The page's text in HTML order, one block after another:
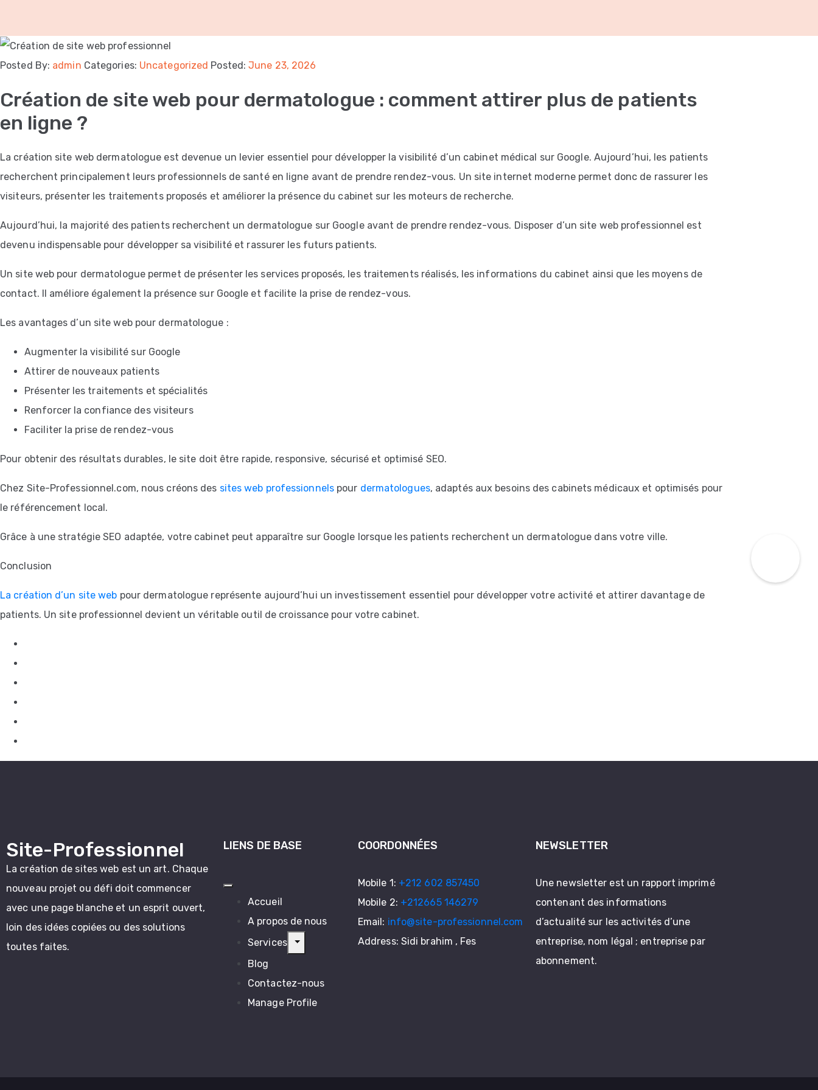
Posted By: admin Categories: Uncategorized Posted:June 23, 2026
Création de site web pour dermatologue : comment attirer plus de patients
en ligne ?
La création site web dermatologue est devenue un levier essentiel pour développer la visibilité d’un cabinet médical sur Google. Aujourd’hui, les patients
recherchent principalement leurs professionnels de santé en ligne avant de prendre rendez-vous. Un site internet moderne permet donc de rassurer les
visiteurs, présenter les traitements proposés et améliorer la présence du cabinet sur les moteurs de recherche.
Aujourd’hui, la majorité des patients recherchent un dermatologue sur Google avant de prendre rendez-vous. Disposer d’un site web professionnel est
devenu indispensable pour développer sa visibilité et rassurer les futurs patients.
Un site web pour dermatologue permet de présenter les services proposés, les traitements réalisés, les informations du cabinet ainsi que les moyens de
contact. Il améliore également la présence sur Google et facilite la prise de rendez-vous.
Les avantages d’un site web pour dermatologue :
Augmenter la visibilité sur Google
Attirer de nouveaux patients
Présenter les traitements et spécialités
Renforcer la confiance des visiteurs
Faciliter la prise de rendez-vous
Pour obtenir des résultats durables, le site doit être rapide, responsive, sécurisé et optimisé SEO.
Chez Site-Professionnel.com, nous créons des sites web professionnelspour dermatologues, adaptés aux besoins des cabinets médicaux et optimisés pour
le référencement local.
Grâce à une stratégie SEO adaptée, votre cabinet peut apparaître sur Google lorsque les patients recherchent un dermatologue dans votre ville.
Conclusion
La création d’un site web pour dermatologue représente aujourd’hui un investissement essentiel pour développer votre activité et attirer davantage de
patients. Un site professionnel devient un véritable outil de croissance pour votre cabinet.
Site-Professionnel
La création de sites web est un art. Chaque
nouveau projet ou défi doit commencer
avec une page blanche et un esprit ouvert,
loin des idées copiées ou des solutions
toutes faites.
LIENS DE BASE
Accueil
A propos de nous
Services
Blog
Contactez-nous
Manage Profile
COORDONNÉES
Mobile 1: +212 602 857450
Mobile 2: +212665 146279
Email: info@site-professionnel.com
Address: Sidi brahim , Fes
NEWSLETTER
Une newsletter est un rapport imprimé
contenant des informations
d’actualité sur les activités d’une
entreprise, nom légal ; entreprise par
abonnement.